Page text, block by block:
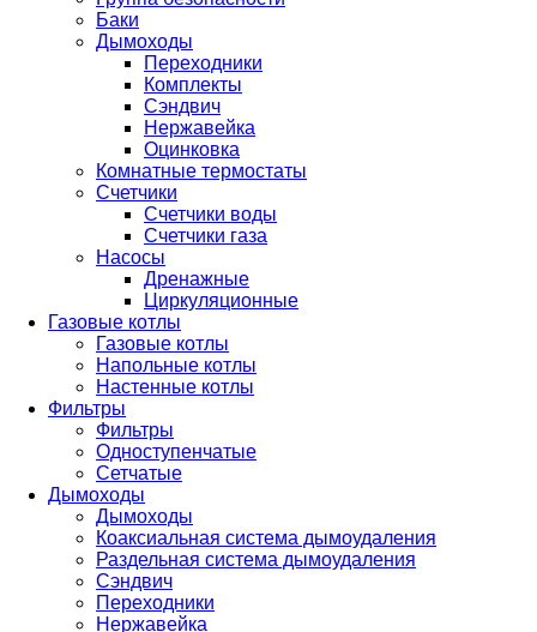
Баки
Дымоходы
Переходники
Комплекты
Сэндвич
Нержавейка
Оцинковка
Комнатные термостаты
Счетчики
Счетчики воды
Счетчики газа
Насосы
Дренажные
Циркуляционные
Газовые котлы
Газовые котлы
Напольные котлы
Настенные котлы
Фильтры
Фильтры
Одноступенчатые
Сетчатые
Дымоходы
Дымоходы
Коаксиальная система дымоудаления
Раздельная система дымоудаления
Сэндвич
Переходники
Нержавейка